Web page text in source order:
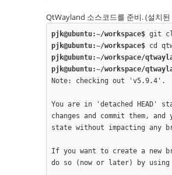
QtWayland 소스코드를 준비. (설치
pjk@ubuntu:~/workspace$ git
pjk@ubuntu:~/workspace$ cd
pjk@ubuntu:~/workspace/
pjk@ubuntu:~/workspace/
Note: checking out 'v5.9.4'.
You are in 'detached HEAD'
changes and commit them,
state without impacting any
If you want to create a new
do so (now or later) by using